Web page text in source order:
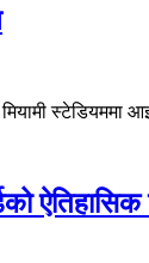
स्टेडियममा
ऐतिहासिक